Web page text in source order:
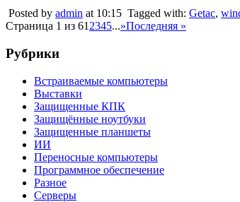
Posted by admin at 10:15 Tagged with: Getac,
Страница 1 из 61 2345...»Последняя »
Рубрики
Встраиваемые компьютеры
Выставки
Защищенные КПК
Защищённые ноутбуки
Защищенные планшеты
ИИ
Переносные компьютеры
Программное обеспечение
Разное
Серверы